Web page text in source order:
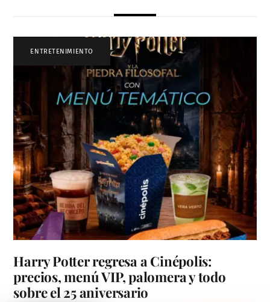
ENTRETENIMIENTO
Harry Potter regresa a Cinépolis:
precios, menú VIP, palomera y todo
sobre el 25 aniversario